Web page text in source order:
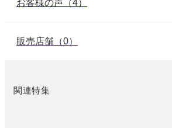
お客様の声（4）
販売店舗（0）
関連特集